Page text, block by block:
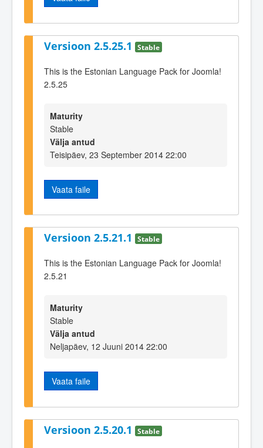
Versioon 2.5.25.1 Stable
This is the Estonian Language Pack for Joomla!
2.5.25
Maturity
Stable
Välja antud
Teisipäev, 23 September 2014 22:00
Vaata faile
Versioon 2.5.21.1 Stable
This is the Estonian Language Pack for Joomla!
2.5.21
Maturity
Stable
Välja antud
Neljapäev, 12 Juuni 2014 22:00
Vaata faile
Versioon 2.5.20.1 Stable